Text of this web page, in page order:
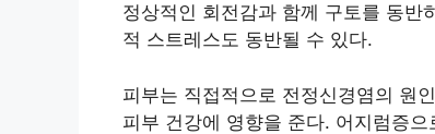
정상적인 회전감과 함께 구토를 동반
적 스트레스도 동반될 수 있다.
피부는 직접적으로 전정신경염의 원
피부 건강에 영향을 준다. 어지럼증